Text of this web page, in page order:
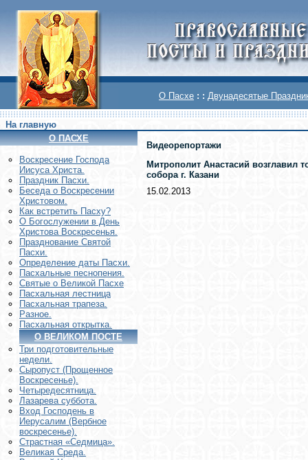
О Пасхе : : Двунадесятые
На главную
О ПАСХЕ
Воскреcение Господа
Иисуса Христа.
Праздник Пасхи.
Беседа о Воскресении
Христовом.
Как встретить Пасху?
О Богослужении в День
Христова Воскресенья.
Празднование Святой
Пасхи.
Определение даты Пасхи.
Пасхальные песнопения.
Святые о Великой Пасхе
Пасхальная лестница
Пасхальная трапеза.
Разное.
Пасхальная открытка.
О ВЕЛИКОМ ПОСТЕ
Три подготовительные
недели.
Сыропуст (Прощенное
Воскресенье).
Четыредесятница.
Лазарева суббота.
Вход Господень в
Иерусалим (Вербное
воскресенье).
Страстная «Седмица».
Великая Среда.
Видеорепортажи
Митрополит Анастасий возглавил
собора г. Казани
15.02.2013